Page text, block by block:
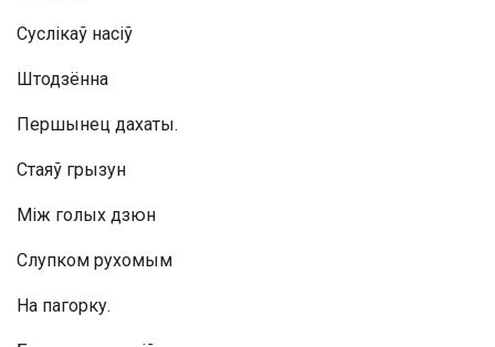
Суслікаў насіў
Штодзённа
Першынец дахаты.
Стаяў грызун
Між голых дзюн
Слупком рухомым
На пагорку.